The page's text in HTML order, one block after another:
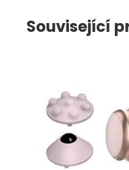
Související